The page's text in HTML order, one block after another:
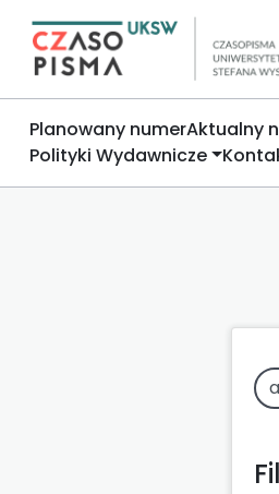
Planowany numerAktualny
Polityki Wydawnicze